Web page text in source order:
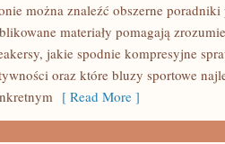
można znaleźć obszerne
materiały pomagają
jakie spodnie kompresyjne
oraz które bluzy sportowe
[ Read More ]